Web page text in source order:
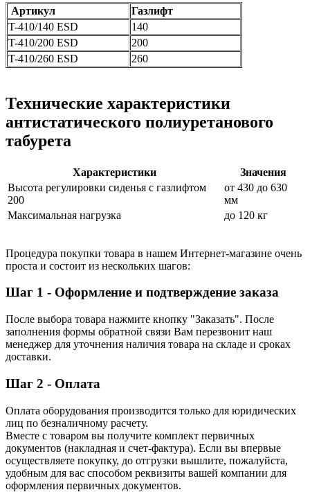
Артикул
Газлифт
T-410/140 ESD
140
T-410/200 ESD
200
T-410/260 ESD
260
Технические характеристики
антистатического полиуретанового
табурета
Характеристики
Значения
Высота регулировки сиденья с газлифтом
200
от 430 до 630
мм
Максимальная нагрузка
до 120 кг
Процедура покупки товара в нашем Интернет-магазине очень
проста и состоит из нескольких шагов:
Шаг 1 - Оформление и подтверждение заказа
После выбора товара нажмите кнопку "Заказать". После
заполнения формы обратной связи Вам перезвонит наш
менеджер для уточнения наличия товара на складе и сроках
доставки.
Шаг 2 - Оплата
Оплата оборудования производится только для юридических
лиц по безналичному расчету.
Вместе с товаром вы получите комплект первичных
документов (накладная и счет-фактура). Если вы впервые
осуществляете покупку, до отгрузки вышлите, пожалуйста,
удобным для вас способом реквизиты вашей компании для
оформления первичных документов.